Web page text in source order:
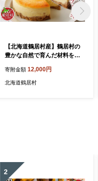
【北海道鶴居村産】鶴居村の
豊かな自然で育んだ材料をた
ーズケーキ
寄附金額 12,000円
北海道鶴居村
2